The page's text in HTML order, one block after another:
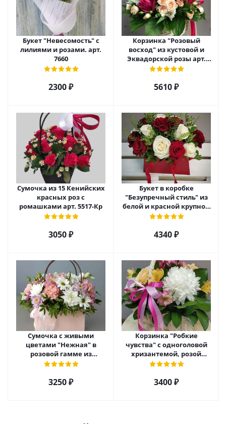
Букет "Невесомость" с
лилиями и розами. арт.
7660
2300 ₽
Корзинка "Розовый
восход" из кустовой и
Эквадорской розы арт.
5520
5610 ₽
Сумочка из 15 Кенийских
красных роз с
ромашками арт. 5517-Кр
3050 ₽
Букет в коробке
"Безупречный стиль" из
белой и красной крупной
розы Эквадор. арт. 5515
4340 ₽
Сумочка с живыми
цветами "Нежная" в
розовой гамме из
кустовой хризантемы,
3250 ₽
Корзинка "Робкие
чувства" с одноголовой
хризантемой, розой
Эквадор и альстромерией
3400 ₽